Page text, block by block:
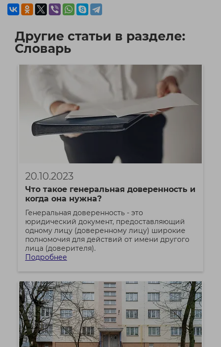
Другие статьи в разделе:
Словарь
20.10.2023
Что такое генеральная доверенность и
когда она нужна?
Генеральная доверенность - это
юридический документ, предоставляющий
одному лицу (доверенному лицу) широкие
полномочия для действий от имени другого
лица (доверителя).
Подробнее